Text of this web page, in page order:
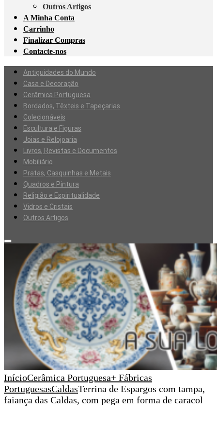
Outros Artigos
A Minha Conta
Carrinho
Finalizar Compras
Contacte-nos
Antiguidades do Mundo
Casa e Decoração
Cerâmica Portuguesa
Bordados, Têxteis e Tapeçarias
Colecionáveis
Escultura e Figuras
Joias e Relojoaria
Livros, Revistas e Documentos
Mobiliário
Pratas, Casquinhas e Metais
Quadros e Pintura
Religião e Espiritualidade
Vidros e Cristais
Outros Artigos
InícioCerâmica Portuguesa+ Fábricas
PortuguesasCaldasTerrina de Espargos com tampa,
faiança das Caldas, com pega em forma de caracol